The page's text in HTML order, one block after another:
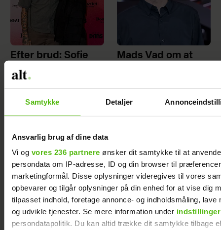
Samtykke Detaljer
Ansvarlig brug af dine data
Vi og vores 236 partnere ønsker dit samtykke til at
persondata om IP-adresse, ID og din browser til
marketingformål. Disse oplysninger videregives til vores
opbevarer og tilgår oplysninger på din enhed for at vise dig
tilpasset indhold, foretage annonce- og indholdsmåling, lave
og udvikle tjenester. Se mere information under indstillinger
persondatapolitik. Du kan altid trække dit samtykke tilbage
Efter brud: Sofie
Martinusen og
Daniel Lazrak har
Mads Vad om at